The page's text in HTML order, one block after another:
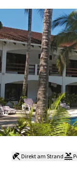
Direkt am Strand